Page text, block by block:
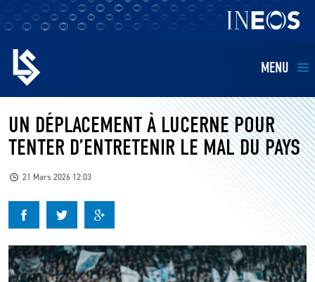
MENU
EQUIPES
BILLETTERIE
KIDS
BUSINESS
UN DÉPLACEMENT À LUCERNE POUR
TENTER D’ENTRETENIR LE MAL DU PAYS
21 Mars 2026 12:03